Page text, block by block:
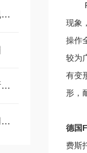
德国FESTO气缸操作的安全规范与注意事项全汇总
德国FESTO气缸造成活塞杆断裂的常见原因
FESTO电磁阀产品特点及使用要求
现象
操作
较为
有变
形，
德国
费斯